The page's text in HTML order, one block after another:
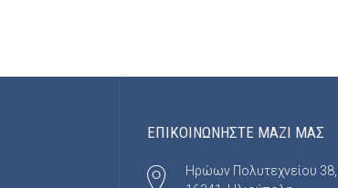
ΕΠΙΚΟΙΝΩΝΗΣΤΕ ΜΑΖΙ ΜΑΣ
Ηρώων Πολυτεχνείου 38,